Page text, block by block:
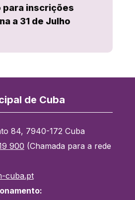
para inscrições
a 31 de Julho
de Cuba
84, 7940-172 Cuba
900 (Chamada para a rede
cuba.pt